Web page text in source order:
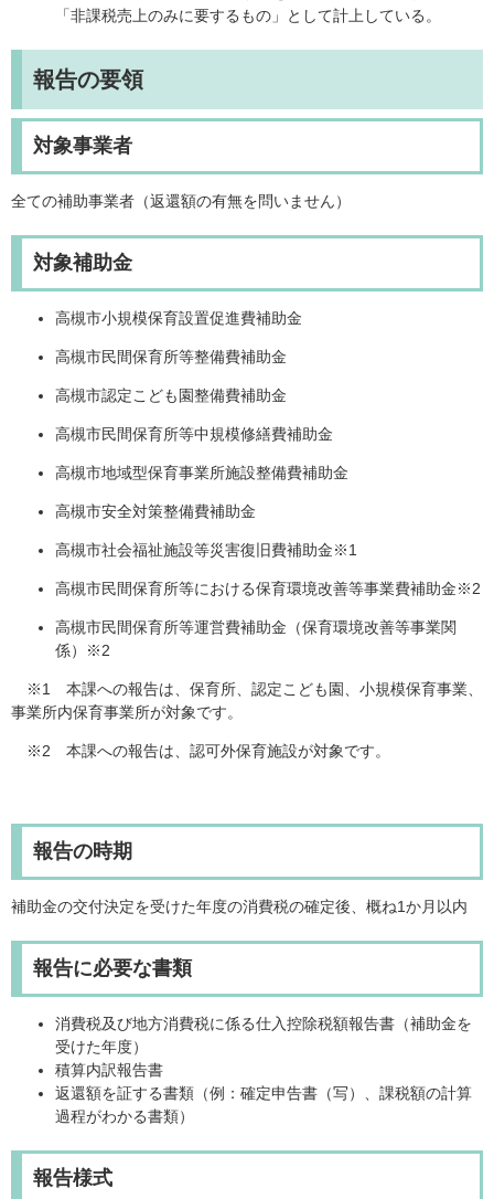
「非課税売上のみに要するもの」として計上している。
報告の要領
対象事業者
全ての補助事業者（返還額の有無を問いません）
対象補助金
高槻市小規模保育設置促進費補助金
高槻市民間保育所等整備費補助金
高槻市認定こども園整備費補助金
高槻市民間保育所等中規模修繕費補助金
高槻市地域型保育事業所施設整備費補助金
高槻市安全対策整備費補助金
高槻市社会福祉施設等災害復旧費補助金※1
高槻市民間保育所等における保育環境改善等事業費補助金※2
高槻市民間保育所等運営費補助金（保育環境改善等事業関
係）※2
※1 本課への報告は、保育所、認定こども園、小規模保育事業、
事業所内保育事業所が対象です。
※2 本課への報告は、認可外保育施設が対象です。
報告の時期
補助金の交付決定を受けた年度の消費税の確定後、概ね1か月以内
報告に必要な書類
消費税及び地方消費税に係る仕入控除税額報告書（補助金を
受けた年度）
積算内訳報告書
返還額を証する書類（例：確定申告書（写）、課税額の計算
過程がわかる書類）
報告様式